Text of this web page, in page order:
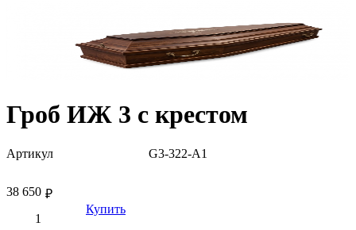
Гроб ИЖ 3 с крестом
Артикул G3-322-A1
₽
38 650
Купить